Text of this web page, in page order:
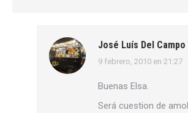
José Luís Del
dice:
9 febrero, 2010 en 21:27
Buenas Elsa.
Será cuestion de